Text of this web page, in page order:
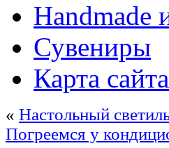
Handmade
Сувениры
Карта сайта
« Настольный
Погреемся у